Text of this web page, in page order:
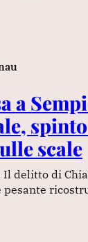
a
scale
Il delitto di